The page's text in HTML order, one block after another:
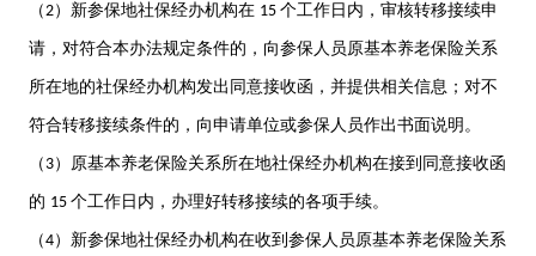
（2）新参保地社保经办机构在 15 个工作日内，审核转移接续申
请，对符合本办法规定条件的，向参保人员原基本养老保险关系
所在地的社保经办机构发出同意接收函，并提供相关信息；对不
符合转移接续条件的，向申请单位或参保人员作出书面说明。
（ 3）原基本养老保险关系所在地社保经办机构在接到同意接收函
的 15 个工作日内，办理好转移接续的各项手续。
（4）新参保地社保经办机构在收到参保人员原基本养老保险关系